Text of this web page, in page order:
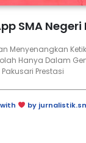
SMA Negeri
Menyenangkan
Hanya Dalam
Pakusari Prestasi
by